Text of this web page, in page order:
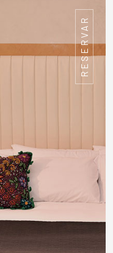
RESERVAR